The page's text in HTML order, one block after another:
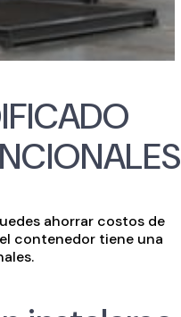
ahorrar costos de
contenedor tiene una